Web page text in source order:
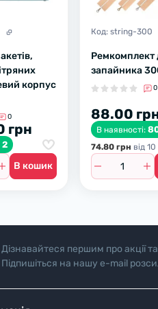
корпус
0
грн
2
В кошик
Код: string-300
Ремкомплект
запайника
0
88.00
В наявності:
74.80 грн вiд 10
Дізнавайтеся першим про акції
Підпишіться на нашу e-mail